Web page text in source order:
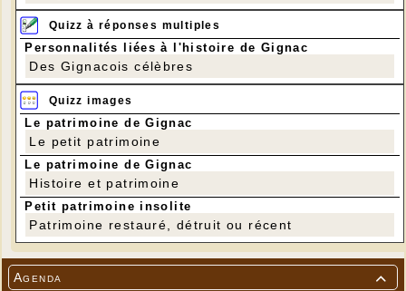

Agenda
Quizz à réponses multiples
Personnalités liées à l'histoire de Gignac
Des Gignacois célèbres
Quizz images
Le patrimoine de Gignac
Le petit patrimoine
Le patrimoine de Gignac
Histoire et patrimoine
Petit patrimoine insolite
Patrimoine restauré, détruit ou récent